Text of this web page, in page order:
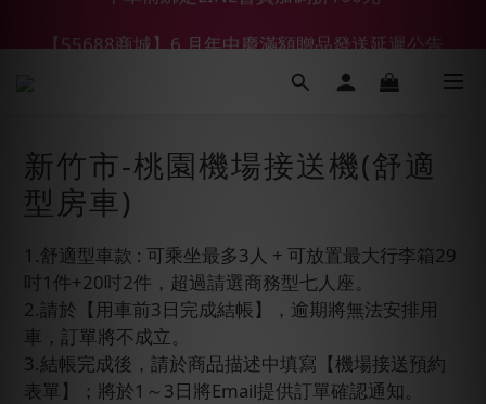
【鑽石熊/金熊新客首購限定】優惠搭車金
新竹市-桃園機場接送機(舒適
型房車)
1.舒適型車款 : 可乘坐最多3人 + 可放置最大行李箱29
吋1件+20吋2件，超過請選商務型七人座。
2.請於【用車前3日完成結帳】，逾期將無法安排用
車，訂單將不成立。
3.結帳完成後，請於商品描述中填寫【機場接送預約
表單】；將於1～3日將Email提供訂單確認通知。